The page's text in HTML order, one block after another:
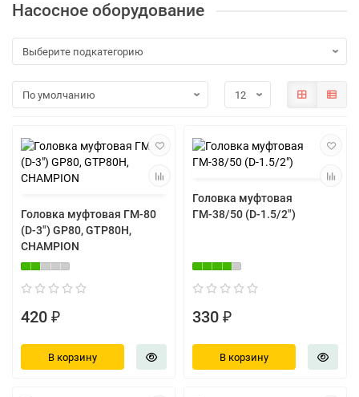
Насосное оборудование
Головка муфтовая ГМ-80
(D-3") GP80, GTP80H,
CHAMPION
420 ₽
В корзину
Головка муфтовая
ГМ-38/50 (D-1.5/2")
330 ₽
В корзину